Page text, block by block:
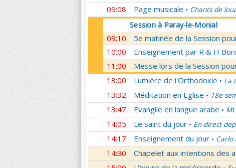
09:08 Page musicale • Chants de
Session à Paray-le-Monial
09:10
5e matinée de la Session
10:00
Enseignement par R & H
11:00
Messe lors de la Session
13:00
Lumière de l'Orthodoxie • La
13:32 Méditation en Eglise • 18e
13:47 Evangile en langue arabe • Mt
14:05 Le saint du jour • En direct
14:17 Enseignement du jour • Carlo
14:30 Chapelet aux intentions des